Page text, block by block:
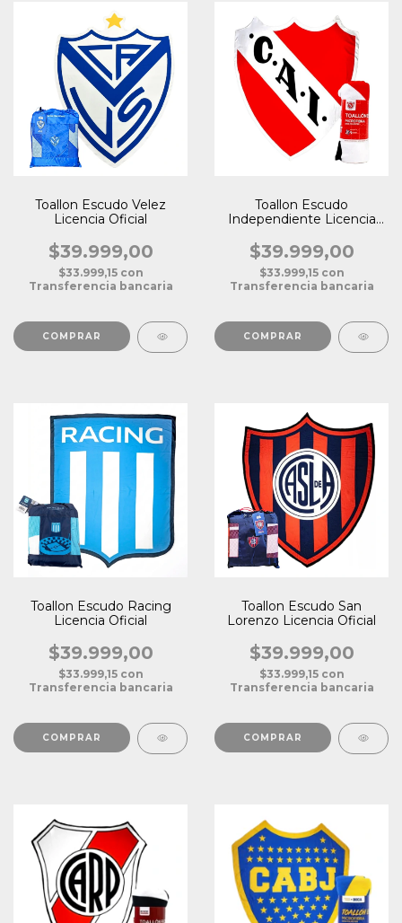
Toallon Escudo Velez
Licencia Oficial
$39.999,00
$33.999,15 con
Transferencia bancaria
Toallon Escudo
Independiente Licencia
$39.999,00
$33.999,15 con
Transferencia bancaria
Toallon Escudo Racing
Licencia Oficial
$39.999,00
$33.999,15 con
Transferencia bancaria
Toallon Escudo San
Lorenzo Licencia Oficial
$39.999,00
$33.999,15 con
Transferencia bancaria